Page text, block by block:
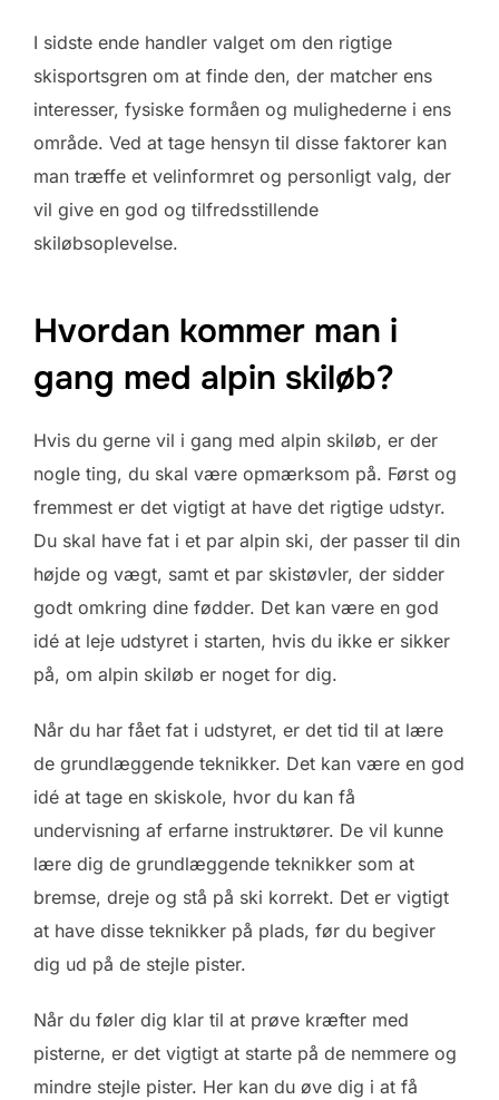
I sidste ende handler valget om den rigtige
skisportsgren om at finde den, der matcher ens
interesser, fysiske formåen og mulighederne i ens
område. Ved at tage hensyn til disse faktorer kan
man træffe et velinformret og personligt valg, der
vil give en god og tilfredsstillende
skiløbsoplevelse.
Hvordan kommer man i
gang med alpin skiløb?
Hvis du gerne vil i gang med alpin skiløb, er der
nogle ting, du skal være opmærksom på. Først og
fremmest er det vigtigt at have det rigtige udstyr.
Du skal have fat i et par alpin ski, der passer til din
højde og vægt, samt et par skistøvler, der sidder
godt omkring dine fødder. Det kan være en god
idé at leje udstyret i starten, hvis du ikke er sikker
på, om alpin skiløb er noget for dig.
Når du har fået fat i udstyret, er det tid til at lære
de grundlæggende teknikker. Det kan være en god
idé at tage en skiskole, hvor du kan få
undervisning af erfarne instruktører. De vil kunne
lære dig de grundlæggende teknikker som at
bremse, dreje og stå på ski korrekt. Det er vigtigt
at have disse teknikker på plads, før du begiver
dig ud på de stejle pister.
Når du føler dig klar til at prøve kræfter med
pisterne, er det vigtigt at starte på de nemmere og
mindre stejle pister. Her kan du øve dig i at få